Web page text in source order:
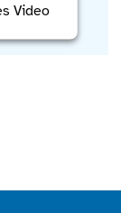
Video